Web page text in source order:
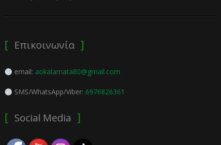
Επικοινωνία
email: aokalamata80@gmail.com
SMS/WhatsApp/Viber: 6976826361
Social Media